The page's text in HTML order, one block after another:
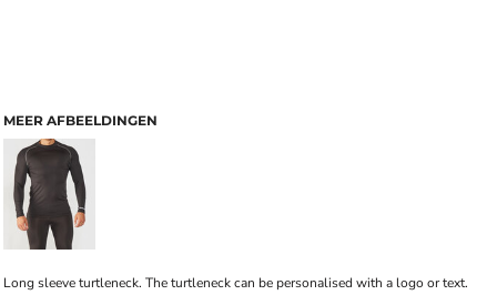
MEER AFBEELDINGEN
Long sleeve turtleneck. The turtleneck can be personalised with a logo or text.